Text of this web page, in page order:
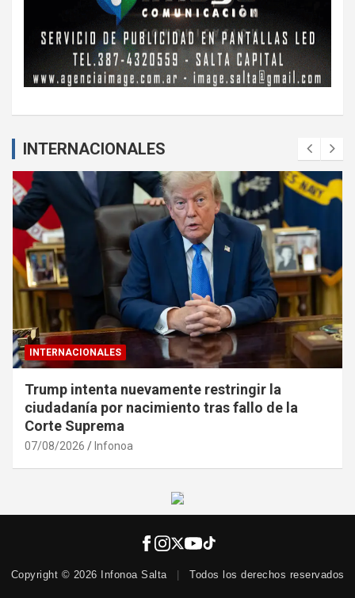
INTERNACIONALES
INTERNACIONALES
Trump intenta nuevamente restringir la
ciudadanía por nacimiento tras fallo de la
Corte Suprema
07/08/2026 Infonoa
Copyright © 2026 Infonoa Salta Todos los derechos reservados